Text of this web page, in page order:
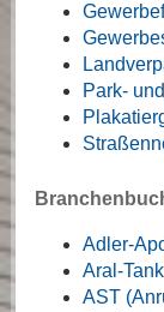
Park-
Adler-
Aral-
AST